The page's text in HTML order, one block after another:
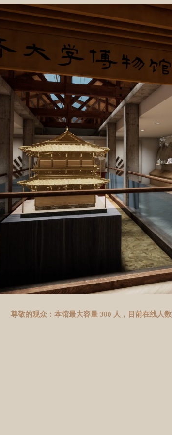
尊敬的观众：本馆最大容量 300 人，目前在线人数